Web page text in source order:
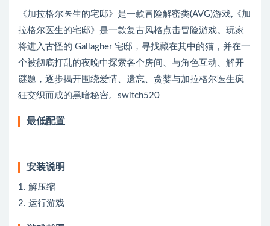
《加拉格尔医生的宅邸》是一款冒险解密类(AVG)游戏,《加
拉格尔医生的宅邸》是一款复古风格点击冒险游戏。玩家
将进入古怪的 Gallagher 宅邸，寻找藏在其中的猫，并在一
个被彻底打乱的夜晚中探索各个房间、与角色互动、解开
谜题，逐步揭开围绕爱情、遗忘、贪婪与加拉格尔医生疯
狂交织而成的黑暗秘密。switch520
最低配置
安装说明
1. 解压缩
2. 运行游戏